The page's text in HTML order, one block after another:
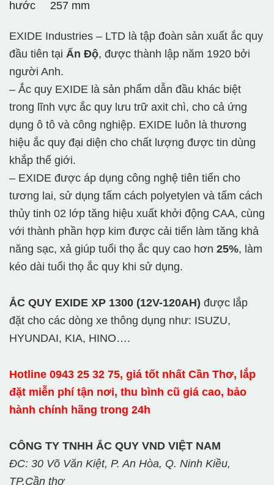
hước
257 mm
EXIDE Industries – LTD là tập đoàn sản xuất ắc quy
đầu tiên tại Ấn Độ, được thành lập năm 1920 bởi
người Anh.
– Ắc quy EXIDE là sản phẩm dẫn đầu khác biệt
trong lĩnh vực ắc quy lưu trữ axit chì, cho cả ứng
dụng ô tô và công nghiệp. EXIDE luôn là thương
hiệu ắc quy đại diện cho chất lượng được tin dùng
khắp thế giới.
– EXIDE được áp dụng công nghệ tiên tiến cho
tương lai, sử dụng tấm cách polyetylen và tấm cách
thủy tinh 02 lớp tăng hiệu xuất khởi động CAA, cùng
với thành phần hợp kim được cải tiến làm tăng khả
năng sạc, xả giúp tuổi thọ ắc quy cao hơn 25%, làm
kéo dài tuổi thọ ắc quy khi sử dụng.
ẮC QUY EXIDE XP 1300 (12V-120AH) được lắp
đặt cho các dòng xe thông dụng như: ISUZU,
HYUNDAI, KIA, HINO….
Hotline 0943 25 32 75, giá tốt nhất Cần Thơ, lắp
đặt miễn phí tận nơi, thu bình cũ giá cao, bảo
hành chính hãng trong 24h
CÔNG TY TNHH ẮC QUY VND VIỆT NAM
ĐC: 30 Võ Văn Kiệt, P. An Hòa, Q. Ninh Kiều,
TP.Cần thơ